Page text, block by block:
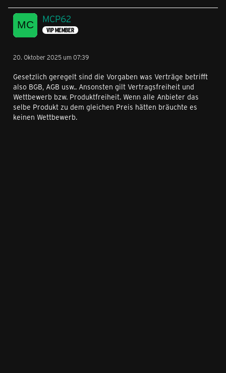
MCP62
VIP MEMBER
20. Oktober 2025 um 07:39
Gesetzlich geregelt sind die Vorgaben was Verträge betrifft
also BGB, AGB usw.. Ansonsten gilt Vertragsfreiheit und
Wettbewerb bzw. Produktfreiheit. Wenn alle Anbieter das
selbe Produkt zu dem gleichen Preis hätten bräuchte es
keinen Wettbewerb.